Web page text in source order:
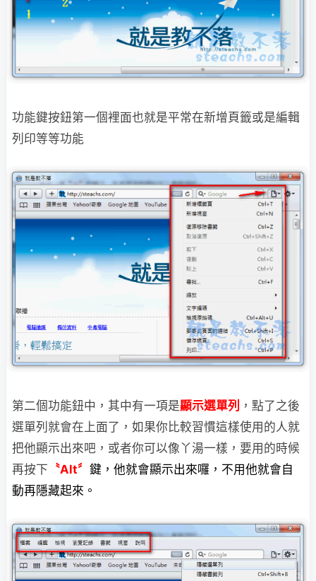
功能鍵按鈕第一個裡面也就是平常在新增頁籤或是編輯
列印等等功能
第二個功能鈕中，其中有一項是顯示選單列 ，點了之後
選單列就會在上面了，如果你比較習慣這樣使用的人就
把他顯示出來吧，或者你可以像丫湯一樣，要用的時候
再按下 〝Alt〞 鍵，他就會顯示出來囉，不用他就會自
動再隱藏起來。